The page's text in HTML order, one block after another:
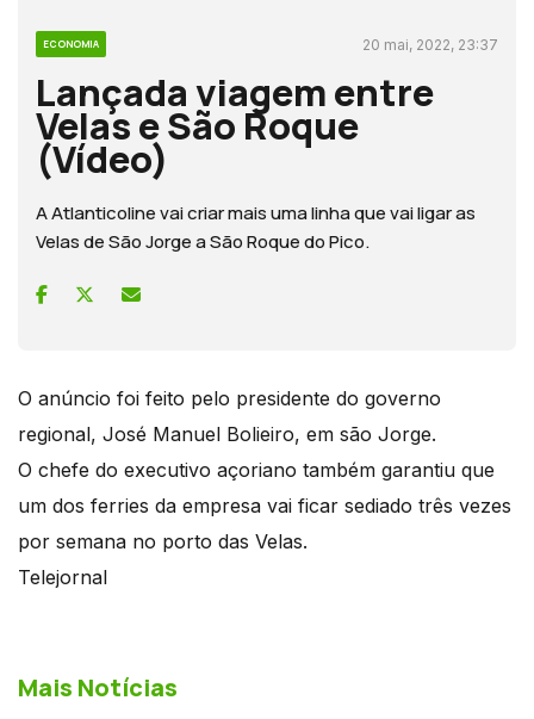
ECONOMIA 20 mai, 2022, 23:37
Lançada viagem entre
Velas e São Roque
(Vídeo)
A Atlanticoline vai criar mais uma linha que vai ligar as
Velas de São Jorge a São Roque do Pico.
O anúncio foi feito pelo presidente do governo
regional, José Manuel Bolieiro, em são Jorge.
O chefe do executivo açoriano também garantiu que
um dos ferries da empresa vai ficar sediado três vezes
por semana no porto das Velas.
Telejornal
Mais Notícias